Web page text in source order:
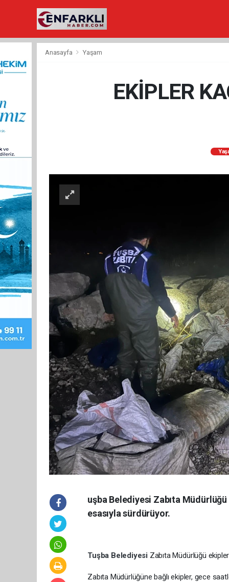
Anasayfa Yaşam
EKİPLER
uşba Belediyesi Zabıta
esasıyla sürdürüyor.
Tuşba Belediyesi Zabıta Müdürlüğü
Zabıta Müdürlüğüne bağlı ekipler, gece